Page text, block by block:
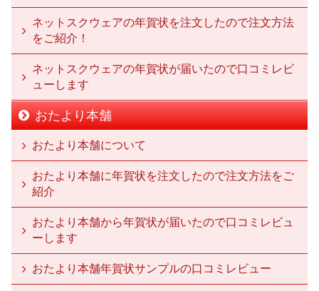
ネットスクウェアの年賀状を注文したので注文方法
をご紹介！
ネットスクウェアの年賀状が届いたので口コミレビ
ューします
おたより本舗
おたより本舗について
おたより本舗に年賀状を注文したので注文方法をご
紹介
おたより本舗から年賀状が届いたので口コミレビュ
ーします
おたより本舗年賀状サンプルの口コミレビュー